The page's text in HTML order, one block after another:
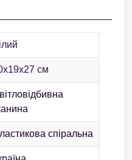
см
спіральна